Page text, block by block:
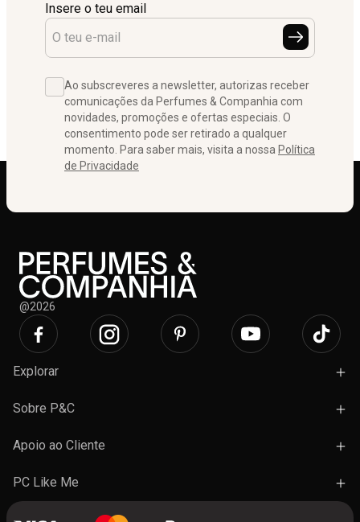
Insere o teu email
Ao subscreveres a newsletter, autorizas receber
comunicações da Perfumes & Companhia com
novidades, promoções e ofertas especiais. O
consentimento pode ser retirado a qualquer
momento. Para saber mais, visita a nossa Política
de Privacidade
@2026
Explorar
Campanhas
Presentes
Sobre P&C
Lojas e Ações
Apoio ao Cliente
Termos e Condições Gerais de Venda
FAQ's
PC Like Me
A minha conta